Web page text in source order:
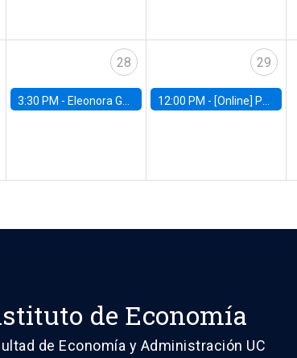
28
3:30 PM - Eleonora Guarnieri, Exeter University
29
12:00 PM - [Online] Pablo Slutzky, University of Maryland
de Economía
de Economía y Administración UC